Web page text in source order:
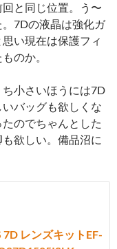
と同じ位置。う〜
7Dの液晶は強化ガ
い現在は保護フィ
のか。
小さいほうには7D
バッグも欲しくな
のでちゃんとした
欲しい。備品沼に
レンズキットEF-